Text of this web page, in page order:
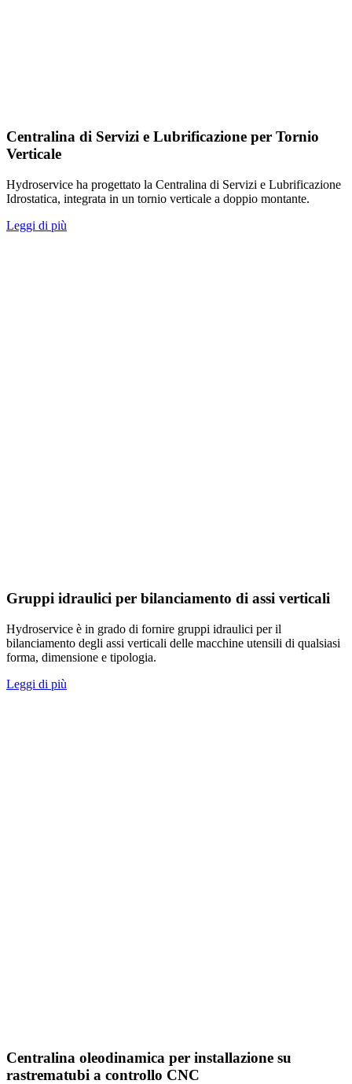
Centralina di Servizi e Lubrificazione per Tornio
Verticale
Hydroservice ha progettato la Centralina di Servizi e Lubrificazione
Idrostatica, integrata in un tornio verticale a doppio montante.
Leggi di più
Gruppi idraulici per bilanciamento di assi verticali
Hydroservice è in grado di fornire gruppi idraulici per il
bilanciamento degli assi verticali delle macchine utensili di qualsiasi
forma, dimensione e tipologia.
Leggi di più
Centralina oleodinamica per installazione su
rastrematubi a controllo CNC